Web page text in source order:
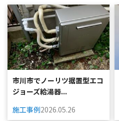
市川市でノーリツ据置型エコ
ジョーズ給湯器...
施工事例2026.05.26